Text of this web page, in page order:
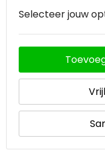
Selecteer jouw